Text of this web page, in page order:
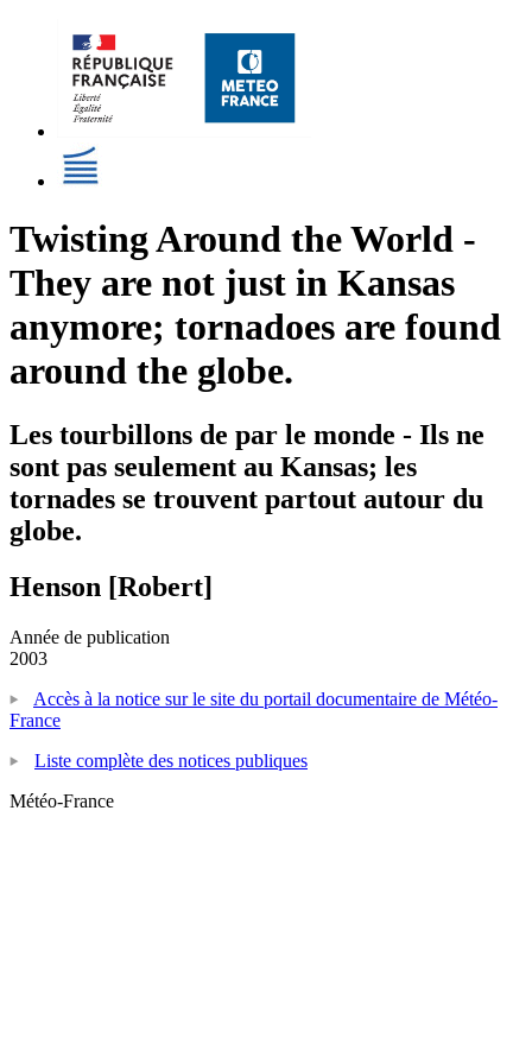
Twisting Around the World -
They are not just in Kansas
anymore; tornadoes are found
around the globe.
Les tourbillons de par le monde - Ils ne
sont pas seulement au Kansas; les
tornades se trouvent partout autour du
globe.
Henson [Robert]
Année de publication
2003
Accès à la notice sur le site du portail documentaire de Météo-
France
Liste complète des notices publiques
Météo-France